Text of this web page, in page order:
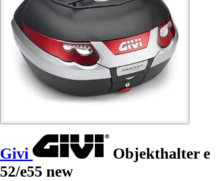
Givi
Objekthalter e
52/e55 new